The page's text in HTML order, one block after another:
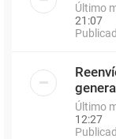
Último
21:07
Último
12:27